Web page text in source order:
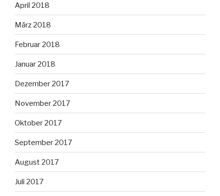
April 2018
März 2018
Februar 2018
Januar 2018
Dezember 2017
November 2017
Oktober 2017
September 2017
August 2017
Juli 2017